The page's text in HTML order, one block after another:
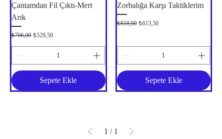
Çantamdan Fil Çıktı-Mert
Arık
Normal Fiyat
₺706,00 İndirimli Fiyat
₺529,50
Sepete Ekle
Zorbalığa Karşı Taktiklerim
Normal Fiyat
₺818,00 İndirimli Fiyat
₺613,50
Sepete Ekle
1 / 1